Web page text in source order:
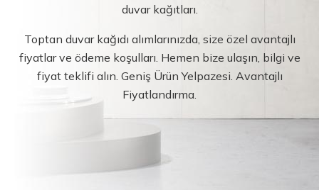
duvar kağıtları.
Toptan duvar kağıdı alımlarınızda, size özel avantajlı
fiyatlar ve ödeme koşulları. Hemen bize ulaşın, bilgi ve
fiyat teklifi alın. Geniş Ürün Yelpazesi. Avantajlı
Fiyatlandırma.